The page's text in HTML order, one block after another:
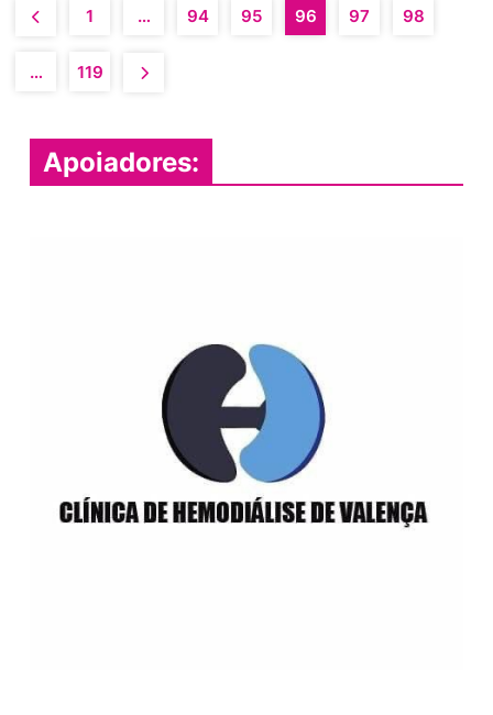
Apoiadores:
1 … 94 95 96 97 98
… 119